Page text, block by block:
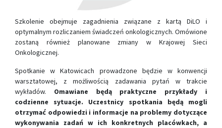
Szkolenie obejmuje zagadnienia związane z kartą DiLO i
optymalnym rozliczaniem świadczeń onkologicznych. Omówione
zostaną również planowane zmiany w Krajowej Sieci
Onkologicznej.
Spotkanie w Katowicach prowadzone będzie w konwencji
warsztatowej, z możliwością zadawania pytań w trakcie
wykładów. Omawiane będą praktyczne przykłady i
codzienne sytuacje. Uczestnicy spotkania będą mogli
otrzymać odpowiedzi i informacje na problemy dotyczące
wykonywania zadań w ich konkretnych placówkach, a